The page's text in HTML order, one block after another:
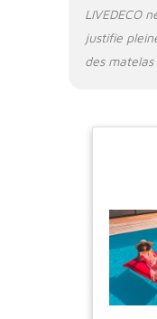
LIVEDECO
justifie
des